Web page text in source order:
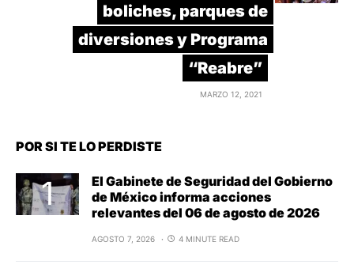
boliches, parques de
diversiones y Programa
“Reabre”
MARZO 12, 2021
POR SI TE LO PERDISTE
El Gabinete de Seguridad del Gobierno
de México informa acciones
relevantes del 06 de agosto de 2026
AGOSTO 7, 2026 4 MINUTE READ